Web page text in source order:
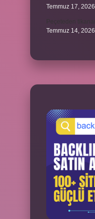
Temmuz 17, 2026
Temmuz 14, 2026